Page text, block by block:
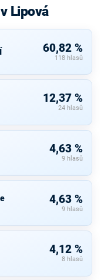
Lipová
60,82 %
118 hlasů
12,37 %
24 hlasů
4,63 %
9 hlasů
4,63 %
9 hlasů
4,12 %
8 hlasů